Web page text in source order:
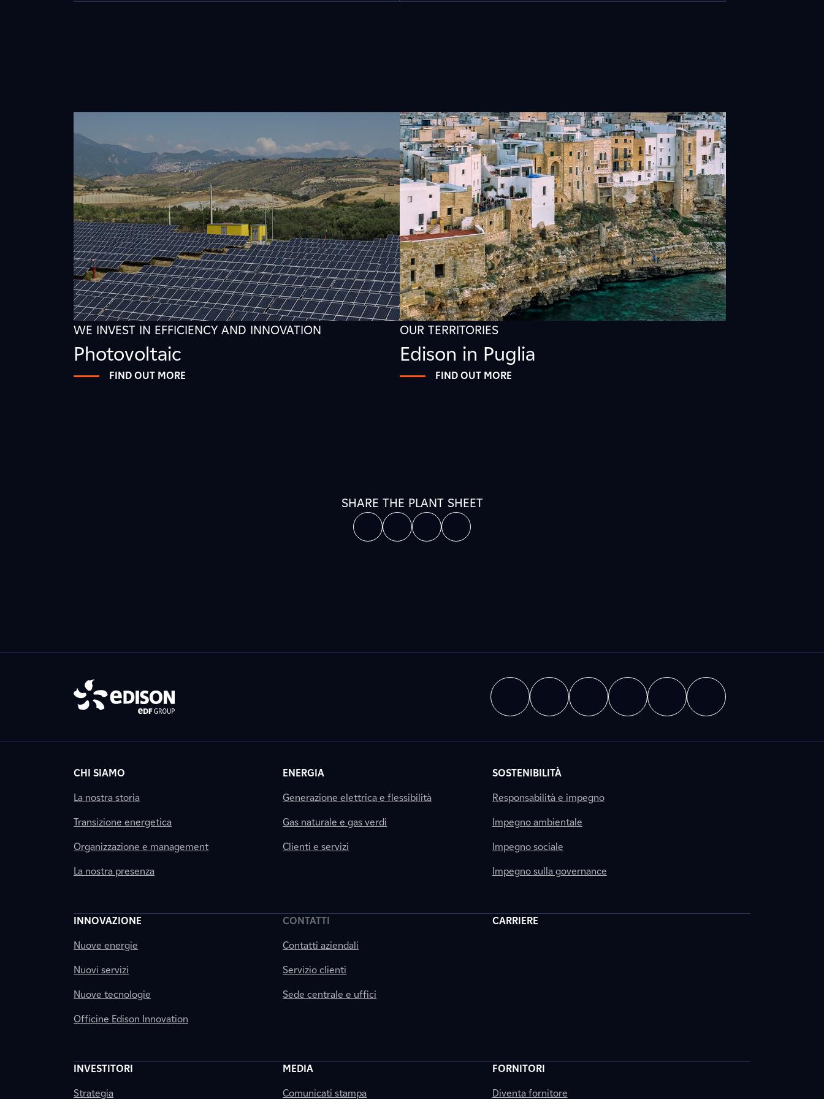
WE INVEST IN EFFICIENCY AND INNOVATION
Photovoltaic
FIND OUT MORE
OUR TERRITORIES
Edison in Puglia
FIND OUT MORE
SHARE THE PLANT SHEET
CHI SIAMO
La nostra storia
Transizione energetica
Organizzazione e management
La nostra presenza
ENERGIA
Generazione elettrica e flessibilità
Gas naturale e gas verdi
Clienti e servizi
SOSTENIBILITÀ
Responsabilità e impegno
Impegno ambientale
Impegno sociale
Impegno sulla governance
INNOVAZIONE
Nuove energie
Nuovi servizi
Nuove tecnologie
Officine Edison Innovation
CONTATTI
Contatti aziendali
Servizio clienti
Sede centrale e uffici
CARRIERE
INVESTITORI
Strategia
MEDIA
Comunicati stampa
FORNITORI
Diventa fornitore